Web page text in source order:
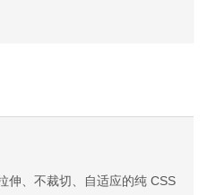
、不裁切、自适应的纯 CSS 方案